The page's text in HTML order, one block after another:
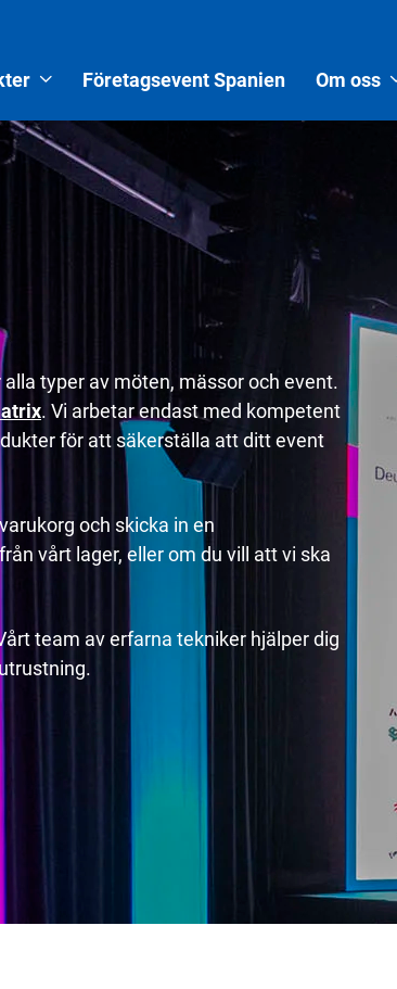
Företagsevent Spanien Om oss
alla typer av möten, mässor och event.
. Vi arbetar endast med kompetent
för att säkerställa att ditt event
och skicka in en
vårt lager, eller om du vill att vi ska
team av erfarna tekniker hjälper dig